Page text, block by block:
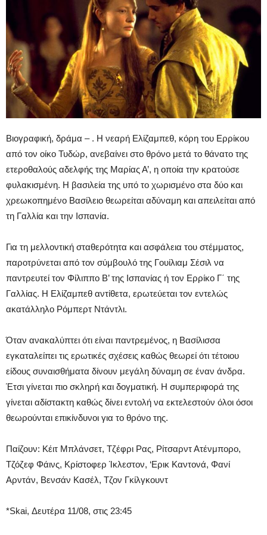
Βιογραφική, δράμα – . Η νεαρή Ελίζαμπεθ, κόρη του Ερρίκου
από τον οίκο Τυδώρ, ανεβαίνει στο θρόνο μετά το θάνατο της
ετεροθαλούς αδελφής της Μαρίας Α’, η οποία την κρατούσε
φυλακισμένη. Η βασιλεία της υπό το χωρισμένο στα δύο και
χρεωκοπημένο Βασίλειο θεωρείται αδύναμη και απειλείται από
τη Γαλλία και την Ισπανία.
Για τη μελλοντική σταθερότητα και ασφάλεια του στέμματος,
παροτρύνεται από τον σύμβουλό της Γουίλιαμ Σέσιλ να
παντρευτεί τον Φίλιππο Β’ της Ισπανίας ή τον Ερρίκο Γ΄ της
Γαλλίας. Η Ελίζαμπεθ αντίθετα, ερωτεύεται τον εντελώς
ακατάλληλο Ρόμπερτ Ντάντλι.
Όταν ανακαλύπτει ότι είναι παντρεμένος, η Βασίλισσα
εγκαταλείπει τις ερωτικές σχέσεις καθώς θεωρεί ότι τέτοιου
είδους συναισθήματα δίνουν μεγάλη δύναμη σε έναν άνδρα.
Έτσι γίνεται πιο σκληρή και δογματική. Η συμπεριφορά της
γίνεται αδίστακτη καθώς δίνει εντολή να εκτελεστούν όλοι όσοι
θεωρούνται επικίνδυνοι για το θρόνο της.
Παίζουν: Κέιτ Μπλάνσετ, Τζέφρι Ρας, Ρίτσαρντ Ατένμπορο,
Τζόζεφ Φάινς, Κρίστοφερ Ίκλεστον, ‘Ερικ Καντονά, Φανί
Αρντάν, Βενσάν Κασέλ, Τζον Γκίλγκουντ
*Skai, Δευτέρα 11/08, στις 23:45